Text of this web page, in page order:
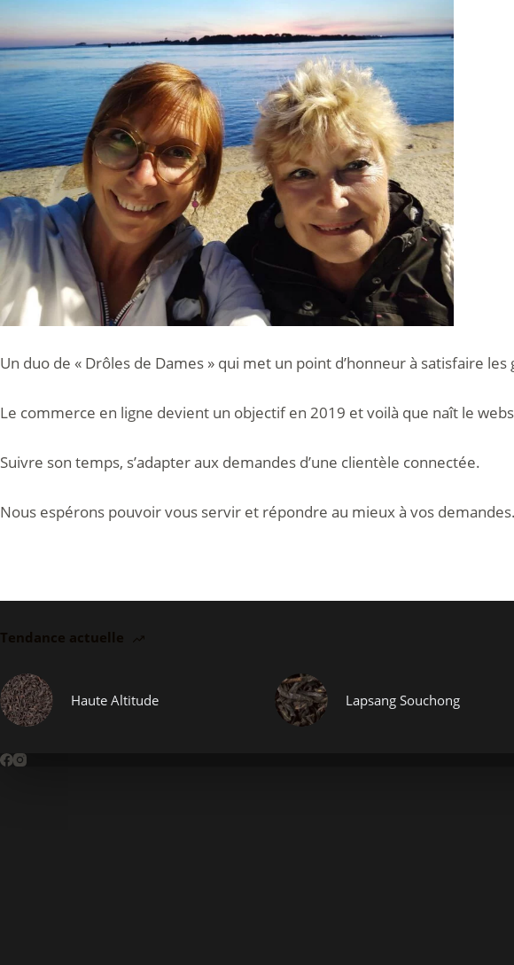
Un duo de « Drôles de Dames » qui met un point d’honneur à satisfaire
Le commerce en ligne devient un objectif en 2019 et voilà que naît le
Suivre son temps, s’adapter aux demandes d’une clientèle connectée.
Nous espérons pouvoir vous servir et répondre au mieux à vos demandes.
Tendance actuelle
Haute Altitude Lapsang Souchong